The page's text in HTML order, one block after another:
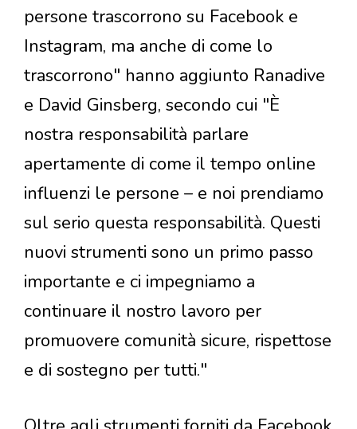
persone trascorrono su Facebook e
Instagram, ma anche di come lo
trascorrono" hanno aggiunto Ranadive
e David Ginsberg, secondo cui "È
nostra responsabilità parlare
apertamente di come il tempo online
influenzi le persone – e noi prendiamo
sul serio questa responsabilità. Questi
nuovi strumenti sono un primo passo
importante e ci impegniamo a
continuare il nostro lavoro per
promuovere comunità sicure, rispettose
e di sostegno per tutti."